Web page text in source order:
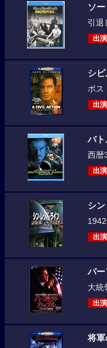
ソ
引退
出演
シ
ボス
出演
バト
西暦
出
シ
出演
パー
大統
出演
将軍